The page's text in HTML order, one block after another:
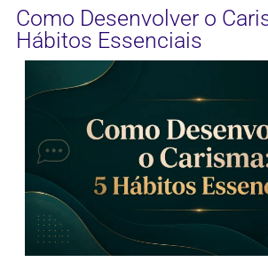
Como Desenvolver o
Hábitos Essenciais